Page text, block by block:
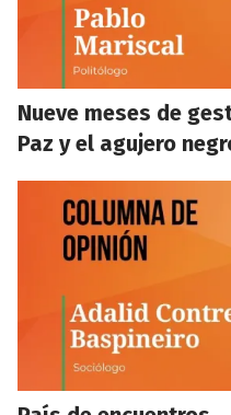
Nueve meses de
Paz y el agujero